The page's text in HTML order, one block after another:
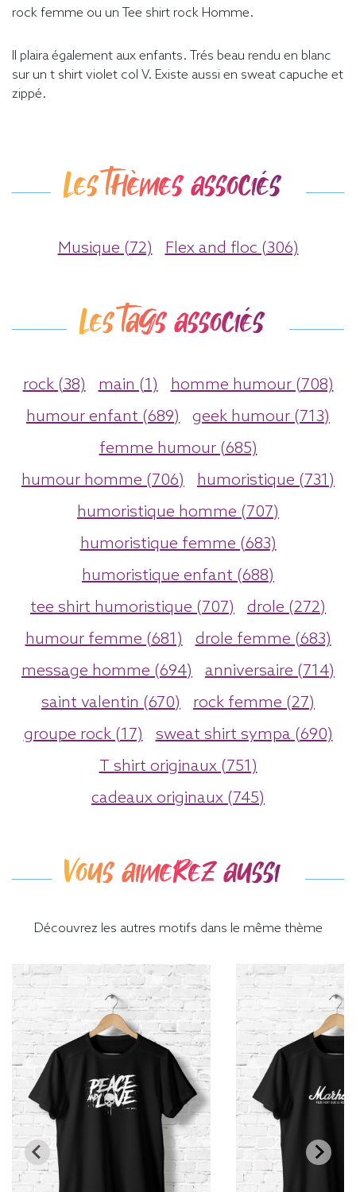
rock femme ou un Tee shirt rock Homme.
Il plaira également aux enfants. Trés beau rendu en blanc
sur un t shirt violet col V. Existe aussi en sweat capuche et
zippé.
Les thèmes associés
Musique (72) Flex and floc (306)
Les tags associés
rock (38) main (1)
homme humour (708)
humour enfant (689)
geek humour (713)
femme humour (685)
humour homme (706)
humoristique (731)
humoristique homme (707)
humoristique femme (683)
humoristique enfant (688)
tee shirt humoristique (707)
drole (272)
humour femme (681)
drole femme (683)
message homme (694)
anniversaire (714)
saint valentin (670)
rock femme (27)
groupe rock (17)
sweat shirt sympa (690)
T shirt originaux (751)
cadeaux originaux (745)
Vous aimerez aussi
Découvrez les autres motifs dans le même thème